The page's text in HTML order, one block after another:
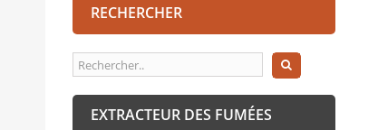
RECHERCHER
EXTRACTEUR DES FUMÉES